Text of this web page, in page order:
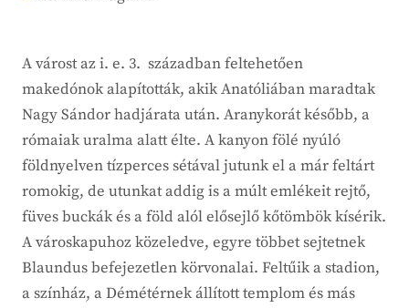
A várost az i. e. 3. században feltehetően
makedónok alapították, akik Anatóliában maradtak
Nagy Sándor hadjárata után. Aranykorát később, a
rómaiak uralma alatt élte. A kanyon fölé nyúló
földnyelven tízperces sétával jutunk el a már feltárt
romokig, de utunkat addig is a múlt emlékeit rejtő,
füves buckák és a föld alól elősejlő kőtömbök kísérik.
A városkapuhoz közeledve, egyre többet sejtetnek
Blaundus befejezetlen körvonalai. Feltűik a stadion,
a színház, a Démétérnek állított templom és más